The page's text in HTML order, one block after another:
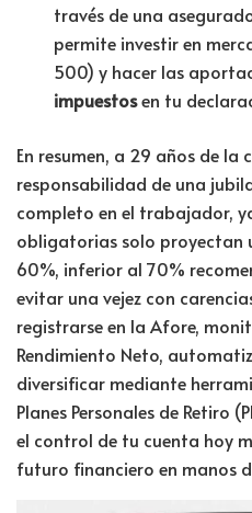
través de una
permite investir en
500) y hacer las
impuestosen tu
En resumen, a 29 años de la
responsabilidad de una
completo en el trabajador,
obligatorias solo proyectan
60%, inferior al 70%
evitar una vejez con
registrarse en la Afore,
Rendimiento Neto,
diversificar mediante
Planes Personales de Retiro
el control de tu cuenta hoy
futuro financiero en manos